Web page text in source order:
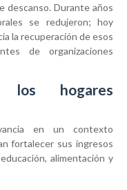
descanso. Durante años
se redujeron; hoy
la recuperación de esos
de organizaciones
los hogares
en un contexto
fortalecer sus ingresos
alimentación y